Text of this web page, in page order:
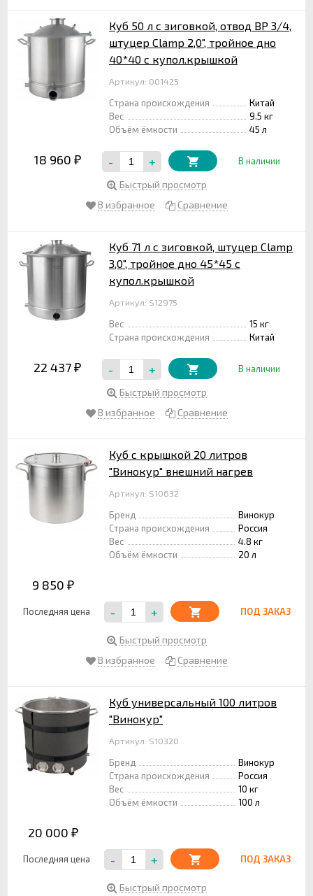
Куб 50 л с зиговкой, отвод ВР 3/4,
штуцер Clamp 2,0", тройное дно
40*40 с купол.крышкой
Артикул: 001425
Страна происхождения
Китай
Вес
9.5 кг
Объём ёмкости
45 л
18 960 ₽ - + В наличии
Быстрый просмотр
В избранное
Сравнение
Куб 71 л с зиговкой, штуцер Clamp
3,0", тройное дно 45*45 с
купол.крышкой
Артикул: S12975
Вес
15 кг
Страна происхождения
Китай
22 437 ₽ - + В наличии
Быстрый просмотр
В избранное
Сравнение
Куб с крышкой 20 литров
"Винокур" внешний нагрев
Артикул: S10632
Бренд
Винокур
Страна происхождения
Россия
Вес
4.8 кг
Объём ёмкости
20 л
9 850 ₽
Последняя цена - + ПОД ЗАКАЗ
Быстрый просмотр
В избранное
Сравнение
Куб универсальный 100 литров
"Винокур"
Артикул: S10320
Бренд
Винокур
Страна происхождения
Россия
Вес
10 кг
Объём ёмкости
100 л
20 000 ₽
Последняя цена - + ПОД ЗАКАЗ
Быстрый просмотр